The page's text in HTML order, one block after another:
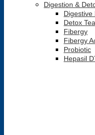
Digestion &
Digestive
Detox
Fibergy
Fibergy
Probiotic
Hepasil